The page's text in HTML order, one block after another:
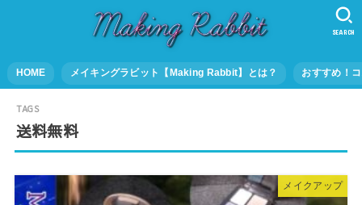
HOME メイキングラビット【Making Rabbit】とは？ おすすめ！
SEARCH
送料無料
メイクアップ